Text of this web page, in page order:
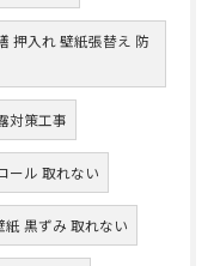
押入れ 壁紙張替え 防
対策工事
ール 取れない
紙 黒ずみ 取れない